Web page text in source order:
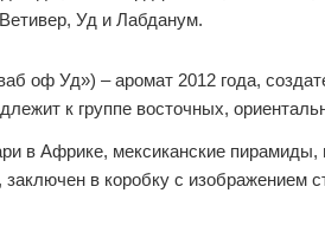
Уд и Лабданум.
оф Уд») – аромат 2012 года,
к группе восточных,
в Африке, мексиканские пирамиды,
в коробку с изображением